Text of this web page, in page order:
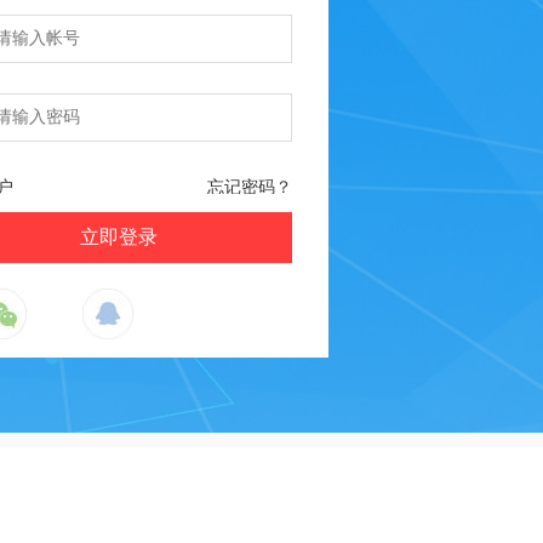
忘记密码？